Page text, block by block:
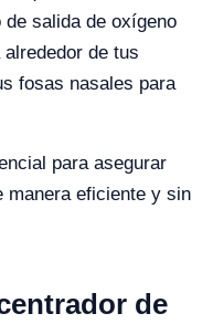
salida de oxígeno
de tus
fosas nasales para
para asegurar
manera eficiente y sin
de